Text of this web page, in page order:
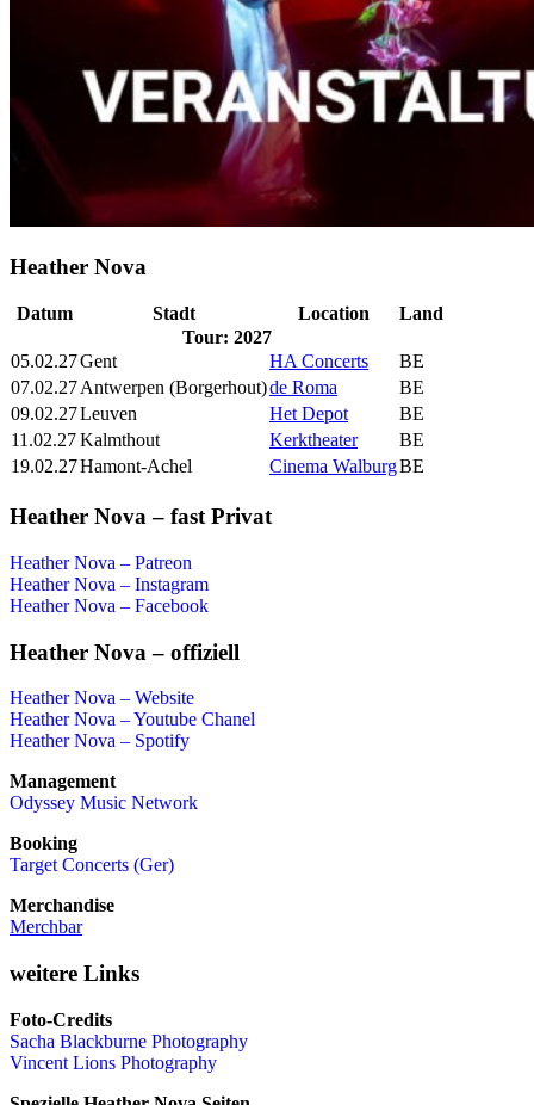
Heather Nova
Datum Stadt Location
Land
Tour: 2027
05.02.27Gent HA Concerts
BE
07.02.27Antwerpen (Borgerhout)de Roma
BE
09.02.27Leuven Het Depot
BE
11.02.27Kalmthout Kerktheater
BE
19.02.27Hamont-Achel Cinema WalburgBE
Heather Nova – fast Privat
Heather Nova – Patreon
Heather Nova – Instagram
Heather Nova – Facebook
Heather Nova – offiziell
Heather Nova – Website
Heather Nova – Youtube Chanel
Heather Nova – Spotify
Management
Odyssey Music Network
Booking
Target Concerts (Ger)
Merchandise
Merchbar
weitere Links
Foto-Credits
Sacha Blackburne Photography
Vincent Lions Photography